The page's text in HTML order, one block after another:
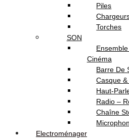
Suivi commande
© 2026 OmegaNet.tn
Close
Piles
Torches
SON
Ensemble
Cinéma
Barre De
Casque &
Haut-
Radio –
Chaîne
Electroménager